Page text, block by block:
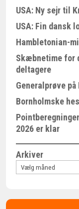
USA: Ny sejr til
USA: Fin dansk
Hambletonian-
Skæbnetime for
deltagere
Generalprøve
Bornholmske
2026 er klar
Arkiver